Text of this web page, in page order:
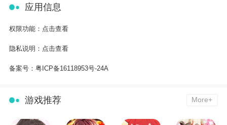
应用信息
权限功能： 点击查看
隐私说明： 点击查看
备案号： 粤ICP备16118953号-24A
游戏推荐 More+